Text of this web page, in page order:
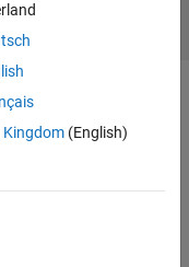
Kingdom(English)